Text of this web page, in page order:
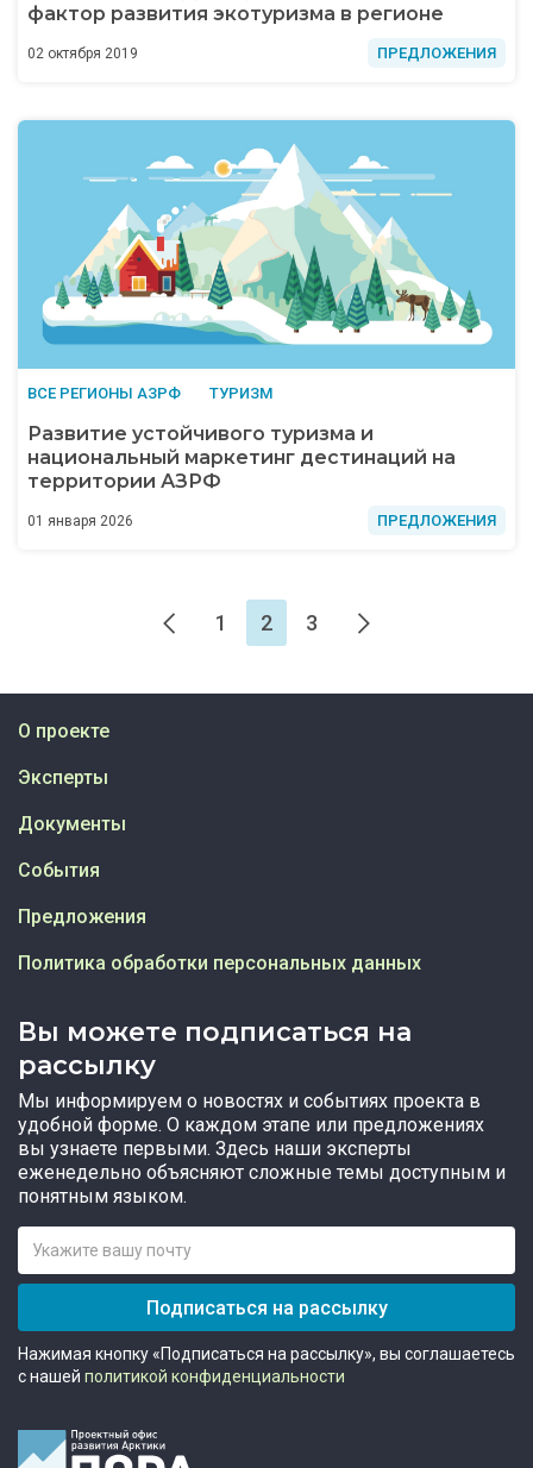
фактор развития экотуризма в регионе
02 октября 2019 ПРЕДЛОЖЕНИЯ
ВСЕ РЕГИОНЫ АЗРФ ТУРИЗМ
Развитие устойчивого туризма и
национальный маркетинг дестинаций на
территории АЗРФ
01 января 2026 ПРЕДЛОЖЕНИЯ
1 2 3
Вы можете подписаться на
рассылку
Мы информируем о новостях и событиях проекта в
удобной форме. О каждом этапе или предложениях
вы узнаете первыми. Здесь наши эксперты
еженедельно объясняют сложные темы доступным и
понятным языком.
Подписаться на рассылку
Нажимая кнопку «Подписаться на рассылку», вы соглашаетесь
с нашей политикой конфиденциальности
О проекте
Эксперты
Документы
События
Предложения
Политика обработки персональных данных